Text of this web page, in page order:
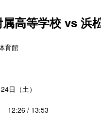
高等学校 vs 浜
育館
日（土）
12:26 / 13:53